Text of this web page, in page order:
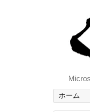
ホーム